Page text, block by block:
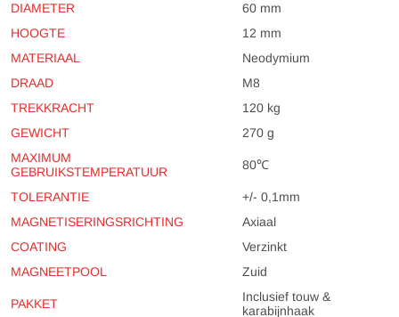
DIAMETER
60 mm
HOOGTE
12 mm
MATERIAAL
Neodymium
DRAAD
M8
TREKKRACHT
120 kg
GEWICHT
270 g
MAXIMUM
GEBRUIKSTEMPERATUUR
80℃
TOLERANTIE
+/- 0,1mm
MAGNETISERINGSRICHTING
Axiaal
COATING
Verzinkt
MAGNEETPOOL
Zuid
PAKKET
Inclusief touw &
karabijnhaak